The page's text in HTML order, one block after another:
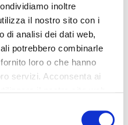
inoltre
il nostro sito con i
di analisi dei dati web,
potrebbero combinarle
loro o che hanno
servizi. Acconsenta ai